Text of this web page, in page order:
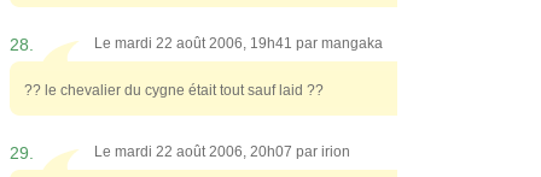
28. Le mardi 22 août 2006, 19h41 par mangaka
?? le chevalier du cygne était tout sauf laid ??
29. Le mardi 22 août 2006, 20h07 par irion